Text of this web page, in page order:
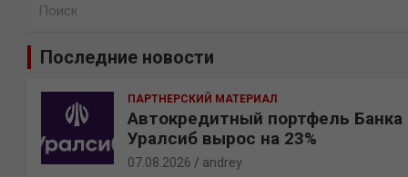
Последние новости
ПАРТНЕРСКИЙ МАТЕРИАЛ
Автокредитный портфель Банка
Уралсиб вырос на 23%
07.08.2026 andrey